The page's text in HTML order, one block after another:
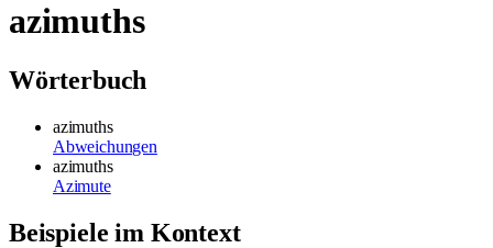
azimuths
Wörterbuch
azimuths
Abweichungen
azimuths
Azimute
Beispiele im Kontext